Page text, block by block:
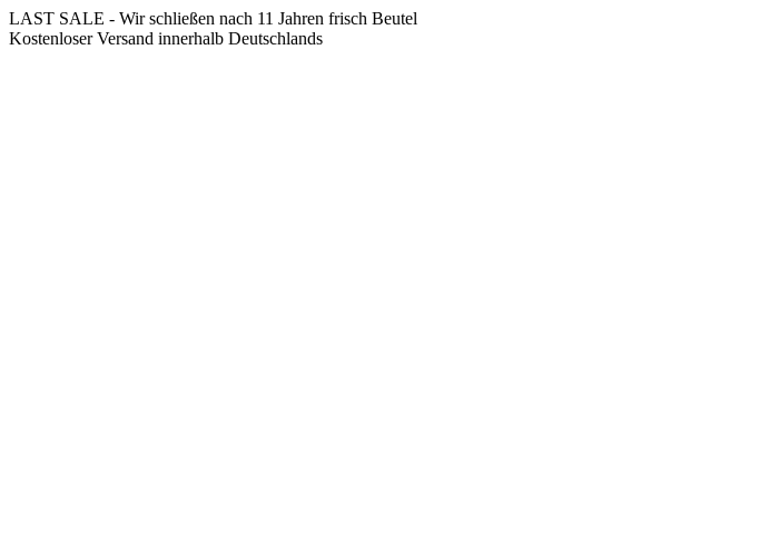
Springe
zum
LAST SALE - Wir schließen nach 11 Jahren frisch Beutel
Kostenloser Versand innerhalb Deutschlands